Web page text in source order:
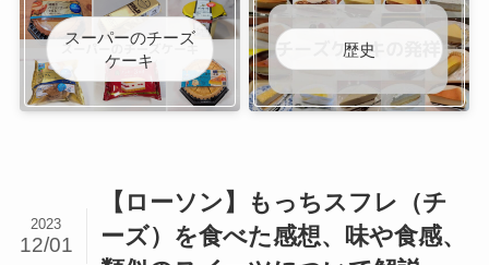
スーパーのチーズ
ケーキ
歴史
【ローソン】もっちスフレ（チ
ーズ）を食べた感想、味や食感、
2023
12/01